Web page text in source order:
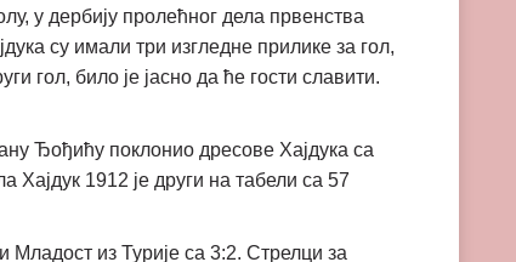
у дербију пролећног дела првенства
су имали три изгледне прилике за гол,
гол, било је јасно да ће гости славити.
Ђођићу поклонио дресове Хајдука са
Хајдук 1912 је други на табели са 57
Младост из Турије са 3:2. Стрелци за